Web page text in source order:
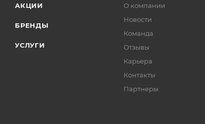
АКЦИИ
БРЕНДЫ
УСЛУГИ
О компании
Новости
Команда
Отзывы
Карьера
Контакты
Партнеры